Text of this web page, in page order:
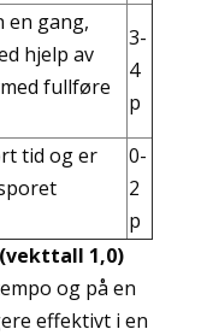
en gang,
hjelp av
fullføre
3-
4
p
tid og er
0-
2
p
(vekttall 1,0)
og på en
effektivt i en